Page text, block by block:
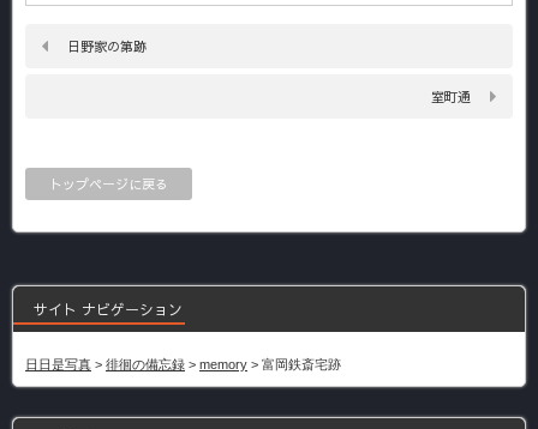
日野家の第跡
室町通
トップページに戻る
サイト ナビゲーション
日日是写真 > 徘徊の備忘録 > memory > 富岡鉄斎宅跡